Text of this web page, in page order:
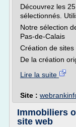
Découvrez les
sélectionnés.
Notre sélection
Pas-de-Calais
Création de
De la création
Lire la suite
Site :
Immobiliers
site web